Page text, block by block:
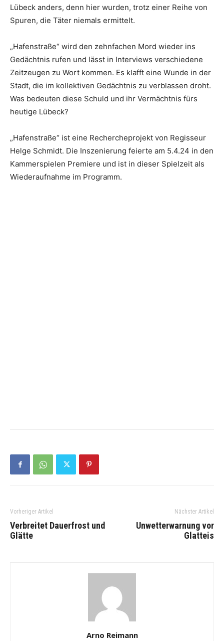
Lübeck anders, denn hier wurden, trotz einer Reihe von
Spuren, die Täter niemals ermittelt.
„Hafenstraße“ wird den zehnfachen Mord wieder ins
Gedächtnis rufen und lässt in Interviews verschiedene
Zeitzeugen zu Wort kommen. Es klafft eine Wunde in der
Stadt, die im kollektiven Gedächtnis zu verblassen droht.
Was bedeuten diese Schuld und ihr Vermächtnis fürs
heutige Lübeck?
„Hafen­straße“ ist eine Rechercheprojekt von Regisseur
Helge Schmidt. Die Inszenierung feierte am 5.4.24 in den
Kammerspielen Premiere und ist in dieser Spielzeit als
Wiederaufnahme im Programm.
Vorheriger Artikel
Verbreitet Dauerfrost und
Glätte
Nächster Artikel
Unwetterwarnung vor
Glatteis
Arno Reimann